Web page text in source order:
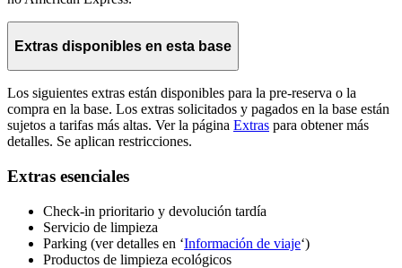
Extras disponibles en esta base
Los siguientes extras están disponibles para la pre-reserva o la
compra en la base. Los extras solicitados y pagados en la base están
sujetos a tarifas más altas. Ver la página Extras para obtener más
detalles. Se aplican restricciones.
Extras esenciales
Check-in prioritario y devolución tardía
Servicio de limpieza
Parking (ver detalles en ‘Información de viaje‘)
Productos de limpieza ecológicos